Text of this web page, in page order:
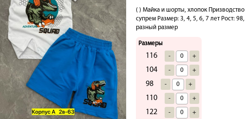
( ) Майка и шорты, хлопок Призводство
супрем Размер: 3, 4, 5, 6, 7 лет Рост:
разный размер
Размеры
116 - +
104 - +
98 - +
110 - +
122 - +